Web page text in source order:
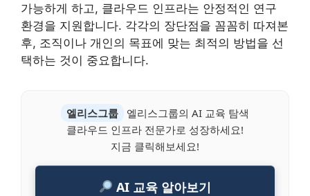
가능하게 하고, 클라우드 인프라는 안정적인 연구
환경을 지원합니다. 각각의 장단점을 꼼꼼히 따져본
후, 조직이나 개인의 목표에 맞는 최적의 방법을 선
택하는 것이 중요합니다.
엘리스그룹
엘리스그룹의 AI 교육 탐색
클라우드 인프라 전문가로 성장하세요!
지금 클릭해보세요!
AI 교육 알아보기